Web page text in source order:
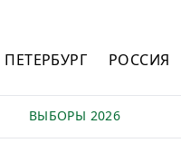
ПЕТЕРБУРГ РОССИЯ
ВЫБОРЫ 2026